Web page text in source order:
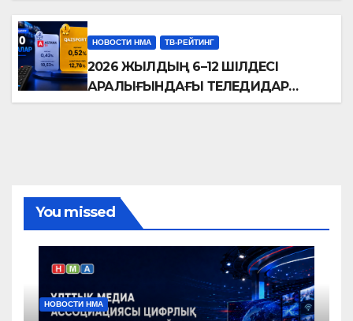
НОВОСТИ НМА ТВ-РЕЙТИНГ
2026 ЖЫЛДЫҢ 6–12 ШІЛДЕСІ
АРАЛЫҒЫНДАҒЫ ТЕЛЕДИДАР
РЕЙТИНГТЕРІНЕ ШОЛУ
You missed
НОВОСТИ НМА